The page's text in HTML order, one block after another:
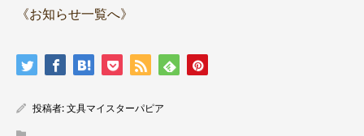
《お知らせ一覧へ》
投稿者:文具マイスターパピア